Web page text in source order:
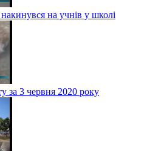
на учнів у школі
за 3 червня 2020 року